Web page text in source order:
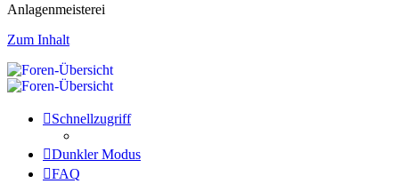
Anlagenmeisterei
Zum Inhalt
Schnellzugriff
Dunkler Modus
FAQ